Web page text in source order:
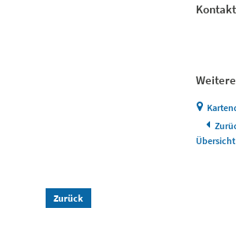
Kontakt
Übersicht
Zurück